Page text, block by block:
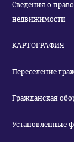
Сведения о
недвижимости
КАРТОГРАФИЯ
Переселение
Гражданская
Установленные